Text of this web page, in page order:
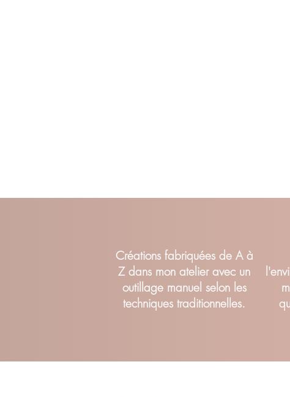
Créations fabriquées de A à
Z dans mon atelier avec un
outillage manuel selon les
techniques traditionnelles.